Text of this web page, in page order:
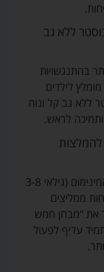
ללא גב
בהתנגשויות
לילדים
ללא גב קל ונוח
לראש.
להמלצות
בהחלט. החוק מגדיר את דרישות המינימום (גילאי 3-8
בטיחות ממליצים
את “מבחן חמש
גם אם הוא מעל גיל 8. תמיד עדיף לפעול